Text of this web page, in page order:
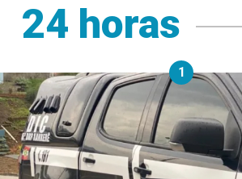
24 horas
1